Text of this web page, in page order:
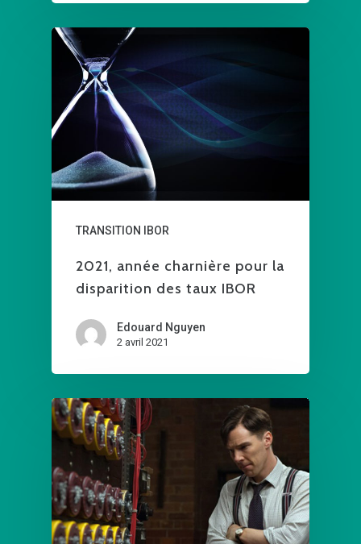
TRANSITION IBOR
2021, année charnière pour la
disparition des taux IBOR
Edouard Nguyen
2 avril 2021